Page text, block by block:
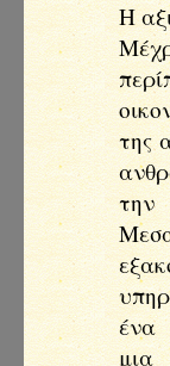
Η
της
ένα
μια